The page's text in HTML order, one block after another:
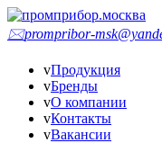
🖂prompribor-
vПродукция
vБренды
vО компании
vКонтакты
vВакансии